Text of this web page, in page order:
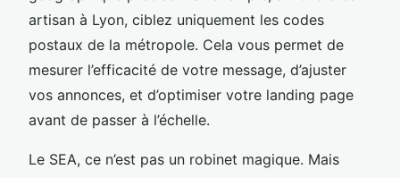
artisan à Lyon, ciblez uniquement les codes
postaux de la métropole. Cela vous permet de
mesurer l’efficacité de votre message, d’ajuster
vos annonces, et d’optimiser votre landing page
avant de passer à l’échelle.
Le SEA, ce n’est pas un robinet magique. Mais